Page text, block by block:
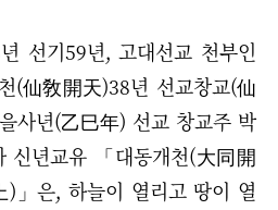
선기59년, 고대선교 천부인
(仙敎開天)38년 선교창교(仙
사년(乙巳年) 선교 창교주 박
신년교유 「대동개천(大同開
」은, 하늘이 열리고 땅이 열